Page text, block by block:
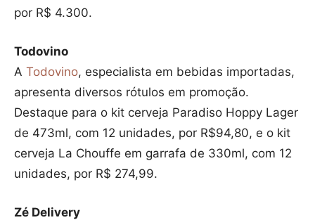
por R$ 4.300.
Todovino
A Todovino, especialista em bebidas importadas,
apresenta diversos rótulos em promoção.
Destaque para o kit cerveja Paradiso Hoppy Lager
de 473ml, com 12 unidades, por R$94,80, e o kit
cerveja La Chouffe em garrafa de 330ml, com 12
unidades, por R$ 274,99.
Zé Delivery